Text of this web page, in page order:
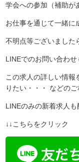
学会への参加（補助が
お仕事を通じて一緒
不明点等ございまし
LINEでのお問い合わ
この求人の詳しい情報
りたい・・・ などのご
LINEのみの新着求人も
↓↓こちらをクリック